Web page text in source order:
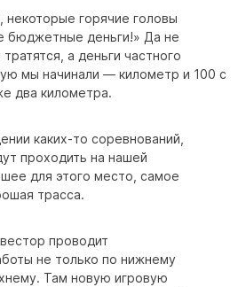
некоторые горячие головы
бюджетные деньги!» Да не
а деньги частного
мы начинали — километр и 100 с
два километра.
каких-то соревнований,
проходить на нашей
для этого место, самое
трасса.
проводит
не только по нижнему
Там новую игровую